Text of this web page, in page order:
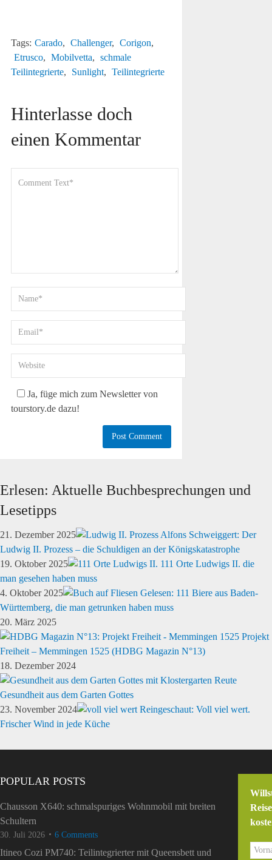
Tags: Carado, Challenger, Corigon,
Etrusco, Mobilvetta, schmale
Teilintegrierte, Sunlight, Teilintegrierte
Hinterlasse doch
einen Kommentar
Ja, füge mich zum Newsletter von
tourstory.de dazu!
Erlesen: Aktuelle Buchbesprechungen und
Lesetipps
21. Dezember 2025
Alfons Schweiggert: Der
Ludwig II. Prozess – die Schuldigen an der Königskatastrophe
19. Oktober 2025
111 Orte Ludwigs II. die
man gesehen haben muss
4. Oktober 2025
Gelesen: 111 Biere aus Baden-
Württemberg, die man getrunken haben muss
20. März 2025
Projekt
Freiheit – Memmingen 1525 (HDBG Magazin N°13)
18. Dezember 2024
Gesundheit aus dem Garten Gottes
23. November 2024
Reingeschaut: Voll viel wert.
Frischer Wind in jede Küche
POPULAR POSTS
Chausson X640: schmalspuriges Wohnmobil mit breiten
Schultern
30. Juli 2026 6 Comments
Itineo Cozi PM740: Teilintegrierter mit Queensbett und